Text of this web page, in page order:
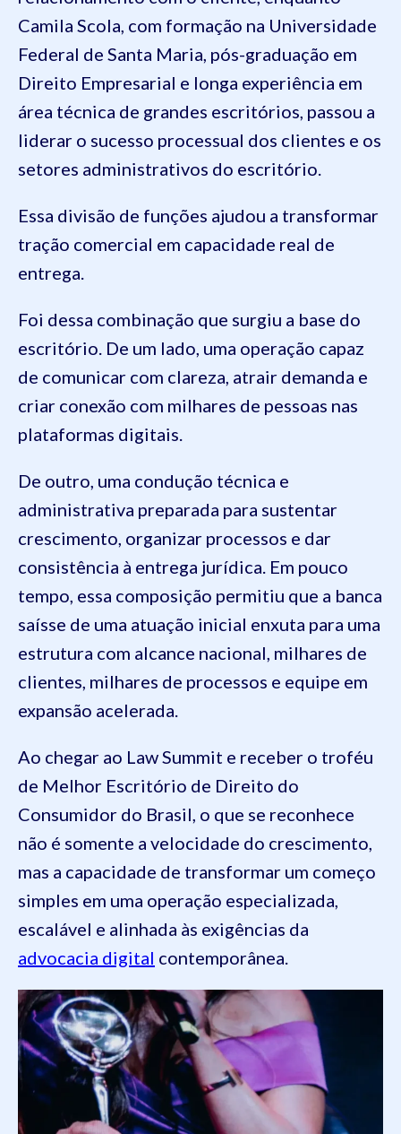
Camila Scola, com formação na Universidade
Federal de Santa Maria, pós-graduação em
Direito Empresarial e longa experiência em
área técnica de grandes escritórios, passou a
liderar o sucesso processual dos clientes e os
setores administrativos do escritório.
Essa divisão de funções ajudou a transformar
tração comercial em capacidade real de
entrega.
Foi dessa combinação que surgiu a base do
escritório. De um lado, uma operação capaz
de comunicar com clareza, atrair demanda e
criar conexão com milhares de pessoas nas
plataformas digitais.
De outro, uma condução técnica e
administrativa preparada para sustentar
crescimento, organizar processos e dar
consistência à entrega jurídica. Em pouco
tempo, essa composição permitiu que a banca
saísse de uma atuação inicial enxuta para uma
estrutura com alcance nacional, milhares de
clientes, milhares de processos e equipe em
expansão acelerada.
Ao chegar ao Law Summit e receber o troféu
de Melhor Escritório de Direito do
Consumidor do Brasil, o que se reconhece
não é somente a velocidade do crescimento,
mas a capacidade de transformar um começo
simples em uma operação especializada,
escalável e alinhada às exigências da
advocacia digital contemporânea.